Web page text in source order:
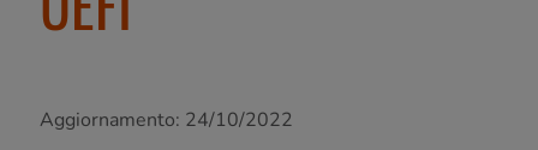
Aggiornamento: 24/10/2022